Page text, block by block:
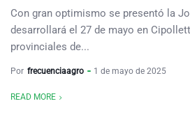
Con gran optimismo se presentó la
desarrollará el 27 de mayo en
provinciales de...
Por frecuenciaagro 1 de mayo de 2025
READ MORE